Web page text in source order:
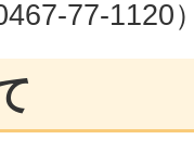
77-1120